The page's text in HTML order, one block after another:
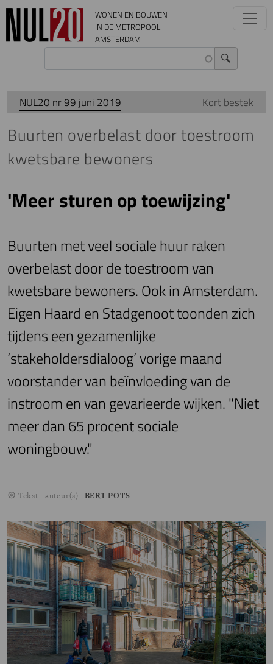
Overslaan en naar de inhoud gaan
WONEN EN BOUWEN
IN DE METROPOOL
AMSTERDAM
NUL20 nr 99 juni 2019 Kort bestek
Buurten overbelast door toestroom
kwetsbare bewoners
'Meer sturen op toewijzing'
Buurten met veel sociale huur raken
overbelast door de toestroom van
kwetsbare bewoners. Ook in Amsterdam.
Eigen Haard en Stadgenoot toonden zich
tijdens een gezamenlijke
‘stakeholdersdialoog’ vorige maand
voorstander van beïnvloeding van de
instroom en van gevarieerde wijken. "Niet
meer dan 65 procent sociale
woningbouw."
Tekst - auteur(s) BERT POTS